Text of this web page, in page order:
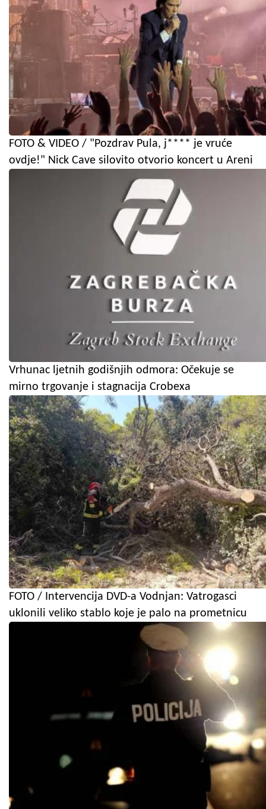
FOTO & VIDEO / "Pozdrav Pula, j**** je vruće
ovdje!" Nick Cave silovito otvorio koncert u Areni
Vrhunac ljetnih godišnjih odmora: Očekuje se
mirno trgovanje i stagnacija Crobexa
FOTO / Intervencija DVD-a Vodnjan: Vatrogasci
uklonili veliko stablo koje je palo na prometnicu